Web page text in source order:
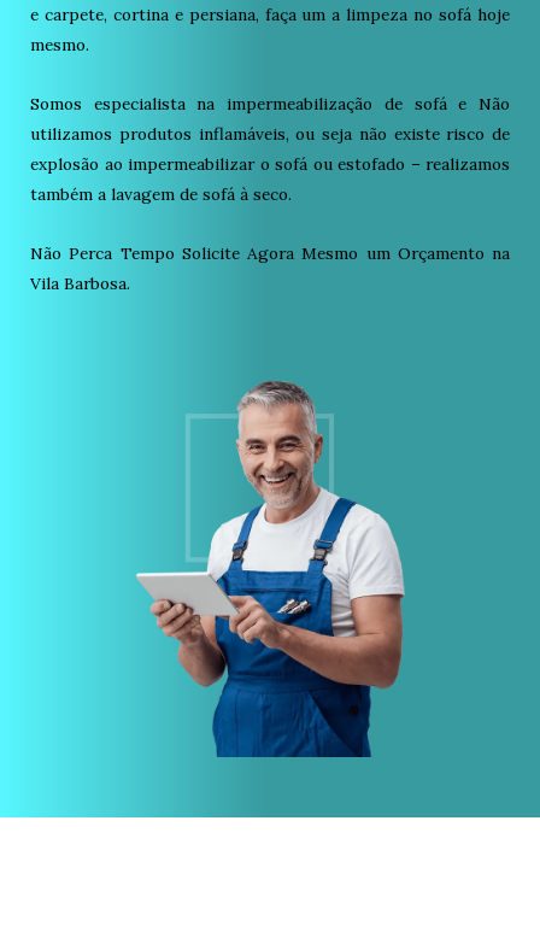
e carpete, cortina e persiana, faça um a limpeza no sofá hoje
mesmo.
Somos especialista na impermeabilização de sofá e Não
utilizamos produtos inflamáveis, ou seja não existe risco de
explosão ao impermeabilizar o sofá ou estofado – realizamos
também a lavagem de sofá à seco.
Não Perca Tempo Solicite Agora Mesmo um Orçamento na
Vila Barbosa.